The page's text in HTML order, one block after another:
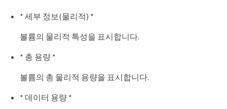
* 세부 정보(물리적) *
볼륨의 물리적 특성을 표시합니다.
* 총 용량 *
볼륨의 총 물리적 용량을 표시합니다.
* 데이터 용량 *